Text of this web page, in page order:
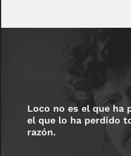
Loco no es el que ha
el que lo ha perdido
razón.